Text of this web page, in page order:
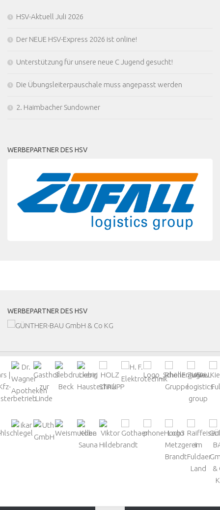
HSV-Aktuell Juli 2026
Der NEUE HSV-Express 2026 ist online!
Unterstützung für unsere neue C Jugend gesucht!
Die Übungsleiterpauschale muss angepasst werden
2. Haimbacher Sundowner
WERBEPARTNER DES HSV
WERBEPARTNER DES HSV